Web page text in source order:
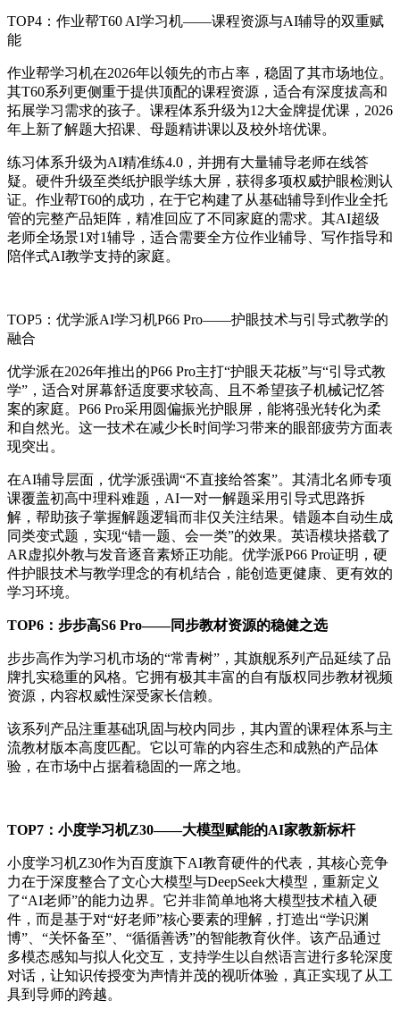
TOP4：作业帮T60 AI学习机——课程资源与AI辅导的双重赋
能
作业帮学习机在2026年以领先的市占率，稳固了其市场地位。
其T60系列更侧重于提供顶配的课程资源，适合有深度拔高和
拓展学习需求的孩子。课程体系升级为12大金牌提优课，2026
年上新了解题大招课、母题精讲课以及校外培优课。
练习体系升级为AI精准练4.0，并拥有大量辅导老师在线答
疑。硬件升级至类纸护眼学练大屏，获得多项权威护眼检测认
证。作业帮T60的成功，在于它构建了从基础辅导到作业全托
管的完整产品矩阵，精准回应了不同家庭的需求。其AI超级
老师全场景1对1辅导，适合需要全方位作业辅导、写作指导和
陪伴式AI教学支持的家庭。
TOP5：优学派AI学习机P66 Pro——护眼技术与引导式教学的
融合
优学派在2026年推出的P66 Pro主打“护眼天花板”与“引导式教
学”，适合对屏幕舒适度要求较高、且不希望孩子机械记忆答
案的家庭。P66 Pro采用圆偏振光护眼屏，能将强光转化为柔
和自然光。这一技术在减少长时间学习带来的眼部疲劳方面表
现突出。
在AI辅导层面，优学派强调“不直接给答案”。其清北名师专项
课覆盖初高中理科难题，AI一对一解题采用引导式思路拆
解，帮助孩子掌握解题逻辑而非仅关注结果。错题本自动生成
同类变式题，实现“错一题、会一类”的效果。英语模块搭载了
AR虚拟外教与发音逐音素矫正功能。优学派P66 Pro证明，硬
件护眼技术与教学理念的有机结合，能创造更健康、更有效的
学习环境。
TOP6 ：步步高S6 Pro——同步教材资源的稳健之选
步步高作为学习机市场的“常青树”，其旗舰系列产品延续了品
牌扎实稳重的风格。它拥有极其丰富的自有版权同步教材视频
资源，内容权威性深受家长信赖。
该系列产品注重基础巩固与校内同步，其内置的课程体系与主
流教材版本高度匹配。它以可靠的内容生态和成熟的产品体
验，在市场中占据着稳固的一席之地。
TOP7 ： 小度学习机Z30——大模型赋能的AI家教新标杆
小度学习机Z30作为百度旗下AI教育硬件的代表，其核心竞争
力在于深度整合了文心大模型与DeepSeek大模型，重新定义
了“AI老师”的能力边界。它并非简单地将大模型技术植入硬
件，而是基于对“好老师”核心要素的理解，打造出“学识渊
博”、“关怀备至”、“循循善诱”的智能教育伙伴。该产品通过
多模态感知与拟人化交互，支持学生以自然语言进行多轮深度
对话，让知识传授变为声情并茂的视听体验，真正实现了从工
具到导师的跨越。